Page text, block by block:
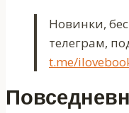
Новинки,
телеграм,
t.me/